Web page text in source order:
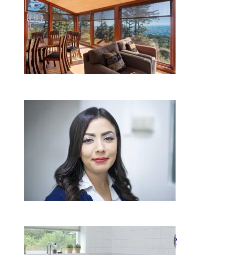
2026-08-01
Kaip miegamojo atmosfera
veikia odos senėjimą?
2026-06-01
neįgaliojo vežimėliui vonią?